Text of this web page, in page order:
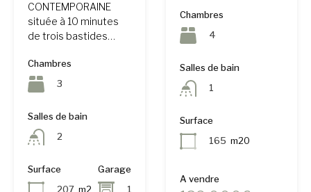
CONTEMPORAINE
située à 10 minutes
de trois bastides…
Chambres
3
Salles de bain
2
Surface
207 m2
Garage
1
Chambres
4
Salles de bain
1
Surface
165 m20
A vendre